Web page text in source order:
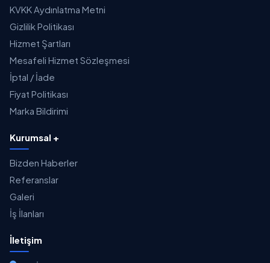
KVKK Aydınlatma Metni
Gizlilik Politikası
Hizmet Şartları
Mesafeli Hizmet Sözleşmesi
İptal / İade
Fiyat Politikası
Marka Bildirimi
Kurumsal +
Bizden Haberler
Referanslar
Galeri
İş İlanları
İletişim